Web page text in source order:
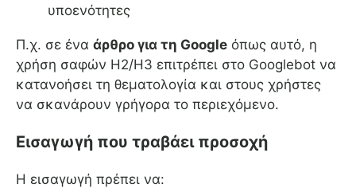
υποενότητες
Π.χ. σε ένα άρθρο για τη Google όπως αυτό, η
χρήση σαφών H2/H3 επιτρέπει στο Googlebot να
κατανοήσει τη θεματολογία και στους χρήστες
να σκανάρουν γρήγορα το περιεχόμενο.
Εισαγωγή που τραβάει προσοχή
Η εισαγωγή πρέπει να: